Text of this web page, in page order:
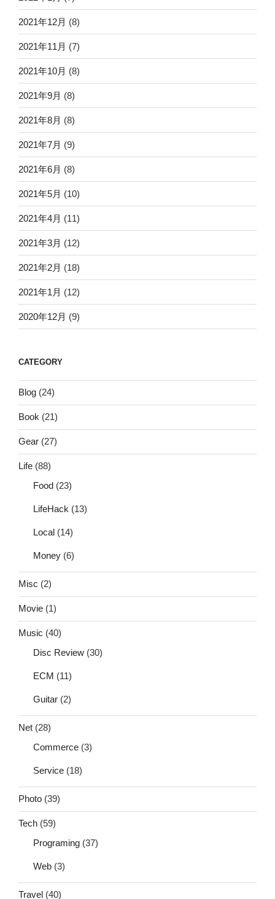
2021年12月 (8)
2021年11月 (7)
2021年10月 (8)
2021年9月 (8)
2021年8月 (8)
2021年7月 (9)
2021年6月 (8)
2021年5月 (10)
2021年4月 (11)
2021年3月 (12)
2021年2月 (18)
2021年1月 (12)
2020年12月 (9)
CATEGORY
Blog (24)
Book (21)
Gear (27)
Life (88)
Food (23)
LifeHack (13)
Local (14)
Money (6)
Misc (2)
Movie (1)
Music (40)
Disc Review (30)
ECM (11)
Guitar (2)
Net (28)
Commerce (3)
Service (18)
Photo (39)
Tech (59)
Programing (37)
Web (3)
Travel (40)